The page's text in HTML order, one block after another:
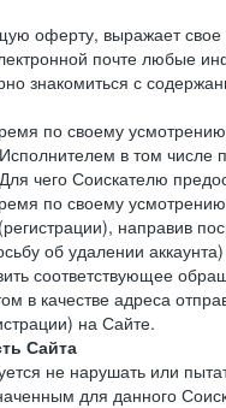
оферту, выражает свое
почте любые
знакомиться с
по своему
в том числе
чего Соискателю
по своему
направив
об удалении
соответствующее
в качестве адреса
на Сайте.
Сайта
не нарушать или
для данного